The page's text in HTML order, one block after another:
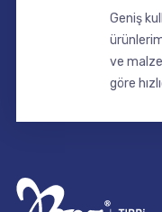
Geniş
ve
göre